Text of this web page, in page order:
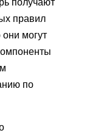
правил
они могут
по